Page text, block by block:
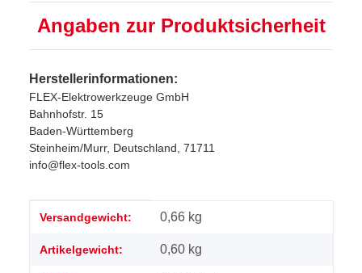
Angaben zur Produktsicherheit
Herstellerinformationen:
FLEX-Elektrowerkzeuge GmbH
Bahnhofstr. 15
Baden-Württemberg
Steinheim/Murr, Deutschland, 71711
info@flex-tools.com
Produkteigenschaft
Wert
Versandgewicht: 0,66 kg
Artikelgewicht: 0,60 kg